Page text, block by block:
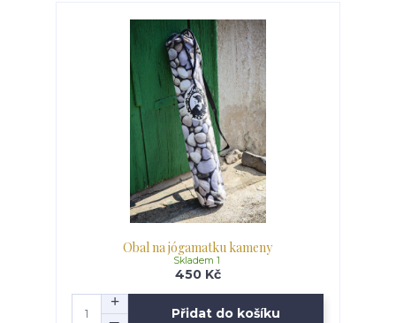
Obal na jógamatku kameny
450 Kč
Skladem 1
Přidat do košíku